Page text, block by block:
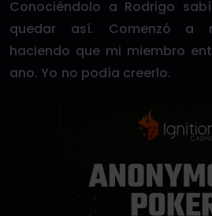
Conociéndolo a Rodrigo
quedar así. Comenzó a
haciendo que mi miembro
ano. Yo no podía creerlo.